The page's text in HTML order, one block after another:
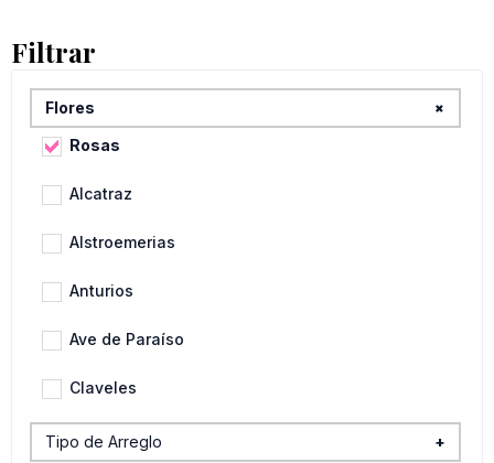
Filtrar
Flores +
Rosas
Alcatraz
Alstroemerias
Anturios
Ave de Paraíso
Claveles
Flores Variadas
Tipo de Arreglo +